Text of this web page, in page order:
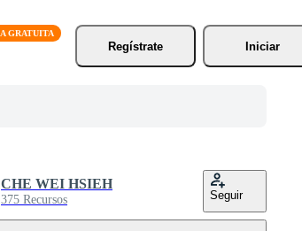
Regístrate
Iniciar
CHE WEI HSIEH
375 Recursos Seguir